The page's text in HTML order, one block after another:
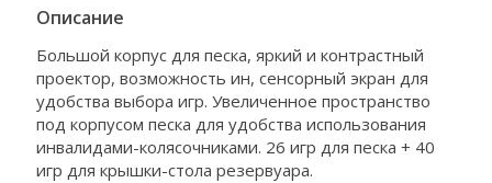
Описание
Большой корпус для песка, яркий и контрастный
проектор, возможность ин, сенсорный экран для
удобства выбора игр. Увеличенное пространство
под корпусом песка для удобства использования
инвалидами-колясочниками. 26 игр для песка + 40
игр для крышки-стола резервуара.